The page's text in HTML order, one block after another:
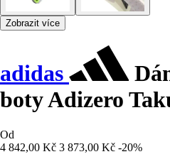
Zobrazit více
adidas
boty Adizero
Od
4 842,00 Kč 3 873,00 Kč -20%